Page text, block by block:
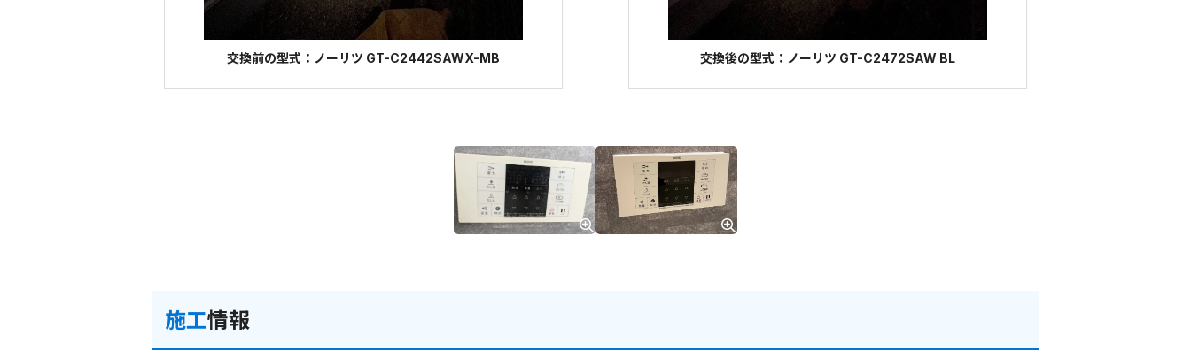
交換前の型式：ノーリツ GT-C2442SAWX-MB 交換後の型式：ノーリツ GT-C2472SAW BL
施工情報